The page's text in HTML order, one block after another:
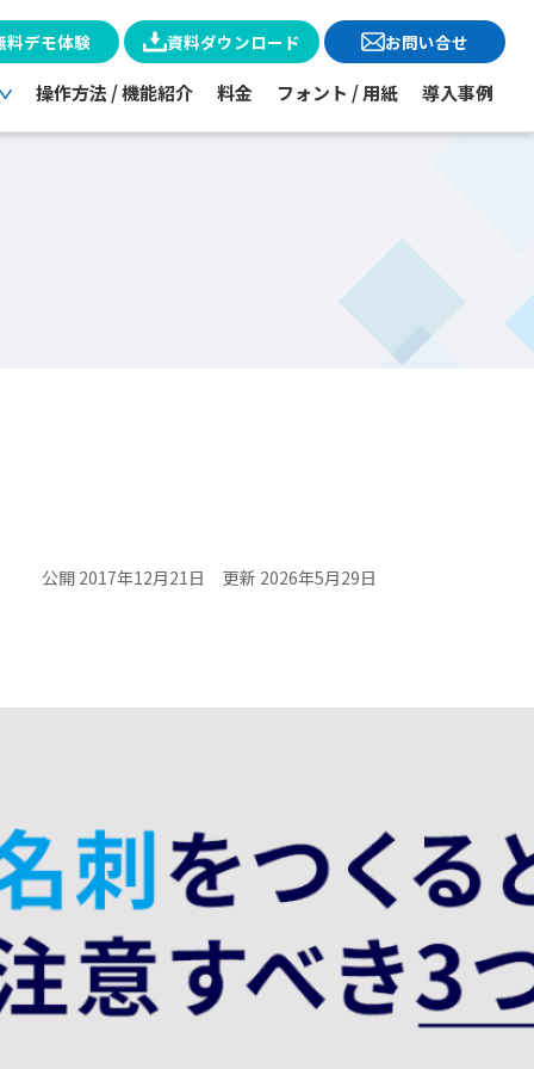
料デモ体験 資料ダウンロード お問い合せ
操作方法 / 機能紹介 料金 フォント / 用紙 導入事例
公開 2017年12月21日 更新 2026年5月29日